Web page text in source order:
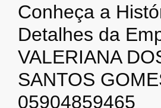
Conheça a
Detalhes da
VALERIANA
SANTOS
05904859465